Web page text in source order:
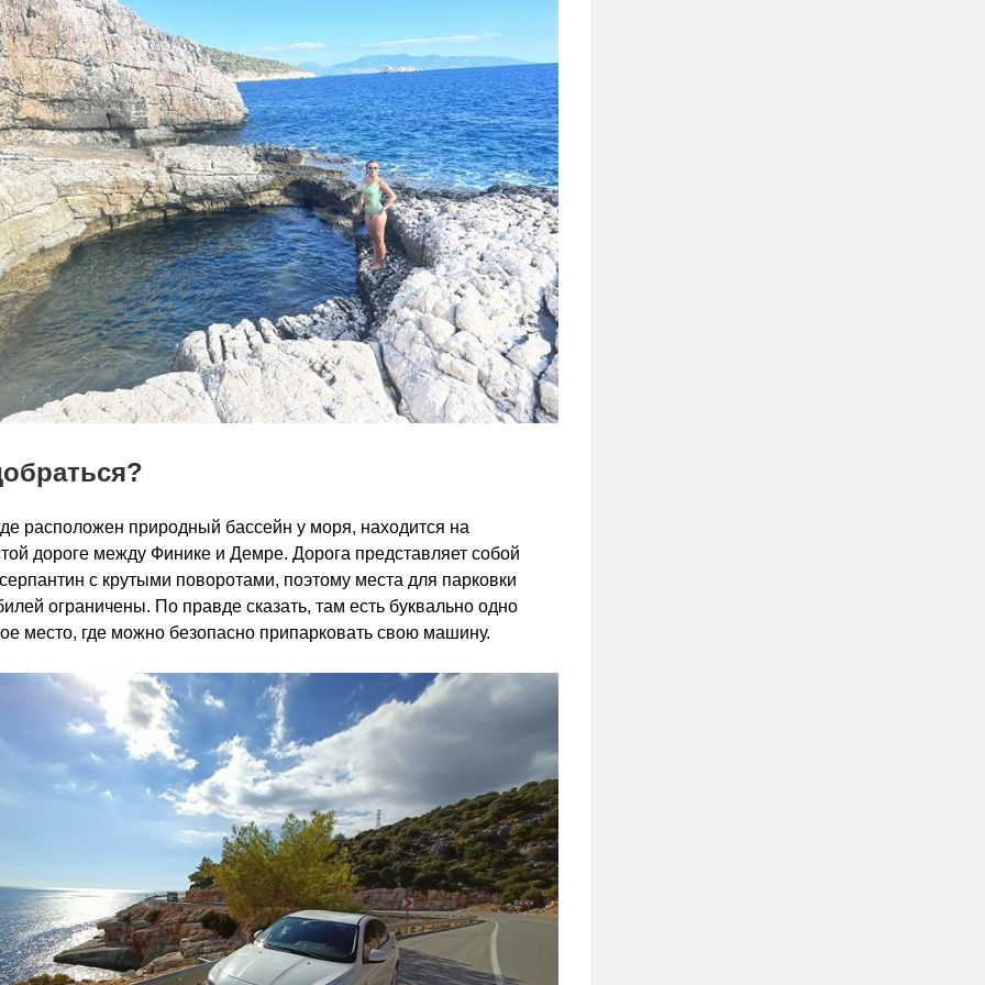
расположен природный бассейн у моря, находится на
дороге между Финике и Демре. Дорога представляет собой
с крутыми поворотами, поэтому места для парковки
ограничены. По правде сказать, там есть буквально одно
место, где можно безопасно припарковать свою машину.